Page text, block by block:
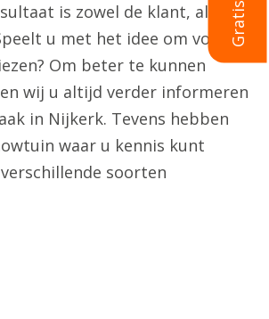
is zowel de klant, als wij
u met het idee om voor
Om beter te kunnen
wij u altijd verder informeren
in Nijkerk. Tevens hebben
waar u kennis kunt
soorten